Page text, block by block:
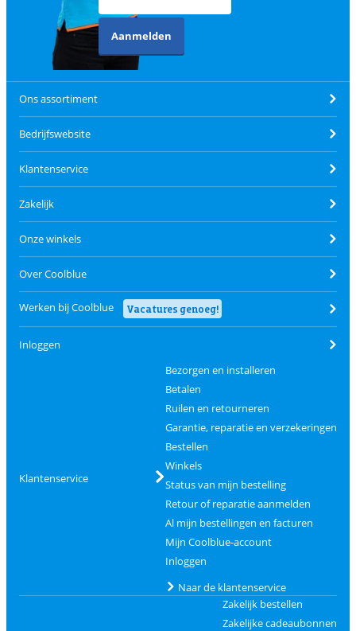
Aanmelden
Ons assortiment
Bedrijfswebsite
Klantenservice
Zakelijk
Onze winkels
Over Coolblue
Werken bij Coolblue Vacatures genoeg!
Inloggen
Klantenservice
Bezorgen en installeren
Betalen
Ruilen en retourneren
Garantie, reparatie en verzekeringen
Bestellen
Winkels
Status van mijn bestelling
Retour of reparatie aanmelden
Al mijn bestellingen en facturen
Mijn Coolblue-account
Inloggen
Naar de klantenservice
Zakelijk bestellen
Zakelijke cadeaubonnen